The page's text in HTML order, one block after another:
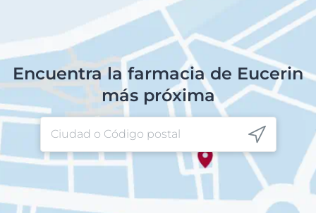
Encuentra la farmacia de Eucerin
más próxima